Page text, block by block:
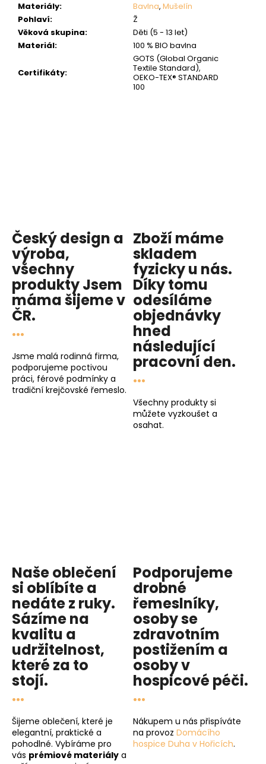
Materiály: Bavlna, Mušelín
Pohlaví:
Ž
Věková skupina:
Děti (5 - 13 let)
Materiál: 100 % BIO bavlna
Certifikáty:
GOTS (Global Organic
Textile Standard),
OEKO-TEX® STANDARD
100
Český design a
výroba,
všechny
produktyJsem
mámašijeme v
ČR.
...
Jsme malá rodinná firma,
podporujeme poctivou
práci, férové podmínky a
tradiční krejčovské řemeslo.
Zboží máme
skladem
fyzicky u nás.
Díky tomu
odesíláme
objednávky
hned
následující
pracovní den.
...
Všechny produkty si
můžete vyzkoušet a
osahat.
Naše oblečení
si oblíbíte a
nedáte z ruky.
Sázíme na
kvalitu a
udržitelnost,
které za to
stojí.
...
Šijeme oblečení, které je
elegantní, praktické a
pohodlné. Vybíráme pro
vás prémiové materiály a
Podporujeme
drobné
řemeslníky,
osoby se
zdravotním
postižením a
osoby v
hospicové péči.
...
Nákupem u nás přispíváte
na provoz Domácího
hospice Duha v Hořicích.